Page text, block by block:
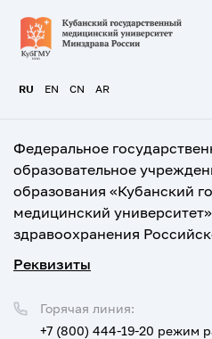
RU EN CN AR
Федеральное
образовательное
образования «Кубанский
медицинский
здравоохранения
Реквизиты
Горячая линия:
+7 (800) 444-19-20 режим